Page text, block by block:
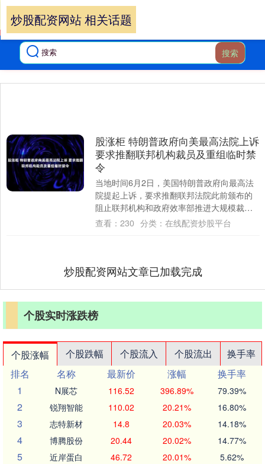
搜索
炒股配资网站 相关话题
股涨柜 特朗普政府向美最高法院上诉
要求推翻联邦机构裁员及重组临时禁
令
当地时间6月2日，美国特朗普政府向最高法
院提起上诉，要求推翻联邦法院此前颁布的
阻止联邦机构和政府效率部推进大规模裁员
及机构重组计划的临时禁令。 美国司法部副
查看： 230 分类： 在线配资炒股平台
炒股配资网站文章已加载完成
个股实时涨跌榜
个股涨幅 个股跌幅 个股流入 个股流出
换手率
排名
名称 最新价 涨幅
换手率
1
N展芯 116.52 396.89% 79.39%
2 锐翔智能 110.02 20.21% 16.80%
3 志特新材 14.8 20.03% 14.18%
4 博腾股份 20.44 20.02% 14.77%
5 近岸蛋白 46.72 20.01% 5.62%